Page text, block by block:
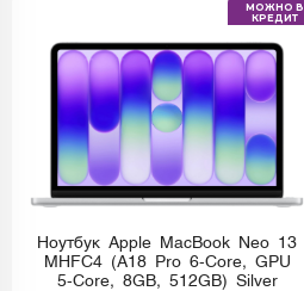
МОЖНО В
КРЕДИТ
Ноутбук Apple MacBook Neo 13
MHFC4 (A18 Pro 6-Core, GPU
5-Core, 8GB, 512GB) Silver